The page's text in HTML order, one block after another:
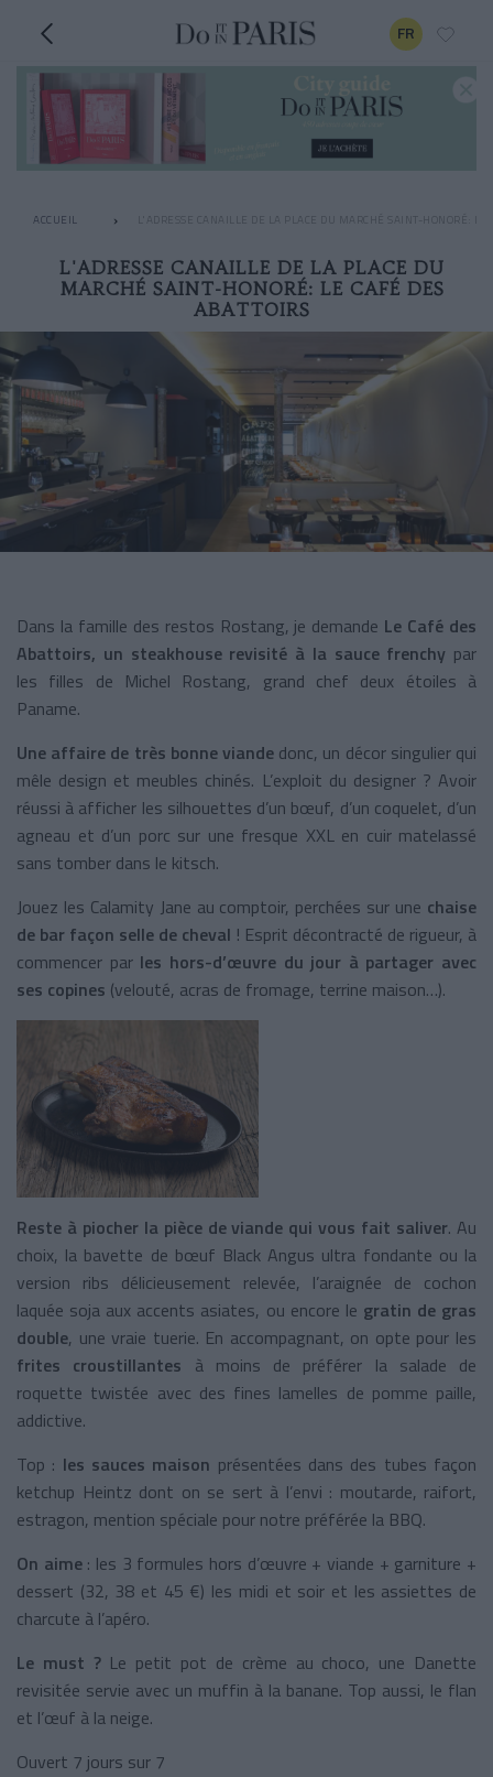
FR
ACCUEIL L'ADRESSE CANAILLE DE LA PLACE DU MARCHÉ SAINT-HONORÉ: LE
L'ADRESSE CANAILLE DE LA PLACE DU
MARCHÉ SAINT-HONORÉ: LE CAFÉ DES
ABATTOIRS
Dans la famille des restos Rostang, je demande Le Café des
Abattoirs, un steakhouse revisité à la sauce frenchy par
les filles de Michel Rostang, grand chef deux étoiles à
Paname.
Une affaire de très bonne viande donc, un décor singulier qui
mêle design et meubles chinés. L’exploit du designer ? Avoir
réussi à afficher les silhouettes d’un bœuf, d’un coquelet, d’un
agneau et d’un porc sur une fresque XXL en cuir matelassé
sans tomber dans le kitsch.
Jouez les Calamity Jane au comptoir, perchées sur une chaise
de bar façon selle de cheval ! Esprit décontracté de rigueur, à
commencer par les hors-d’œuvre du jour à partager avec
ses copines (velouté, acras de fromage, terrine maison…).
Reste à piocher la pièce de viande qui vous fait saliver. Au
choix, la bavette de bœuf Black Angus ultra fondante ou la
version ribs délicieusement relevée, l’araignée de cochon
laquée soja aux accents asiates, ou encore le gratin de gras
double, une vraie tuerie. En accompagnant, on opte pour les
frites croustillantes à moins de préférer la salade de
roquette twistée avec des fines lamelles de pomme paille,
addictive.
Top : les sauces maison présentées dans des tubes façon
ketchup Heintz dont on se sert à l’envi : moutarde, raifort,
estragon, mention spéciale pour notre préférée la BBQ.
On aime: les 3 formules hors d’œuvre + viande + garniture +
dessert (32, 38 et 45 €) les midi et soir et les assiettes de
charcute à l’apéro.
Le must ?Le petit pot de crème au choco, une Danette
revisitée servie avec un muffin à la banane. Top aussi, le flan
et l’œuf à la neige.
Ouvert 7 jours sur 7